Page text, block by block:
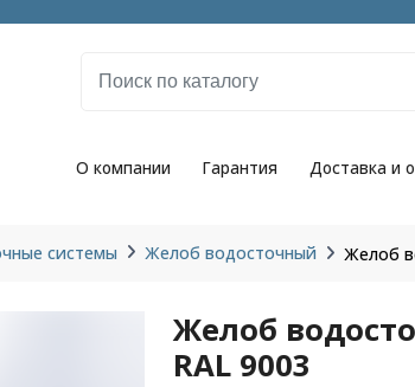
О компании Гарантия Доставка и
системы Желоб водосточный Желоб
Желоб
RAL 9003